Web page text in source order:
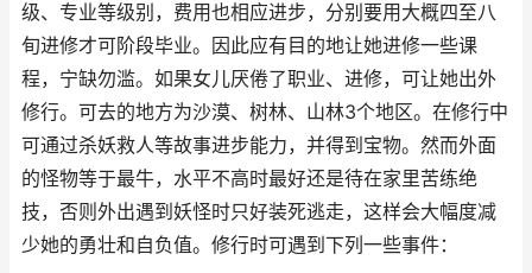
级、专业等级别，费用也相应进步，分别要用大概四至八
旬进修才可阶段毕业。因此应有目的地让她进修一些课
程，宁缺勿滥。如果女儿厌倦了职业、进修，可让她出外
修行。可去的地方为沙漠、树林、山林3个地区。在修行中
可通过杀妖救人等故事进步能力，并得到宝物。然而外面
的怪物等于最牛，水平不高时最好还是待在家里苦练绝
技，否则外出遇到妖怪时只好装死逃走，这样会大幅度减
少她的勇壮和自负值。修行时可遇到下列一些事件：